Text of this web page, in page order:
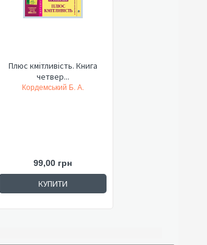
Плюс кмітливість. Книга
четвер...
Кордемський Б. А.
99,00 грн
КУПИТИ